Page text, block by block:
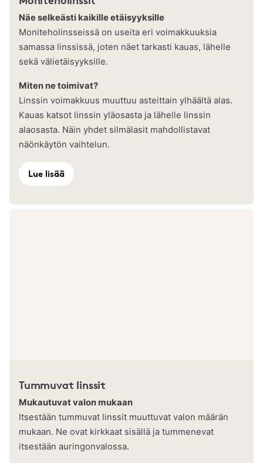
Näe selkeästi kaikille etäisyyksille
Moniteholinsseissä on useita eri voimakkuuksia
samassa linssissä, joten näet tarkasti kauas, lähelle
sekä välietäisyyksille.
Miten ne toimivat?
Linssin voimakkuus muuttuu asteittain ylhäältä alas.
Kauas katsot linssin yläosasta ja lähelle linssin
alaosasta. Näin yhdet silmälasit mahdollistavat
näönkäytön vaihtelun.
Lue lisää
Tummuvat linssit
Mukautuvat valon mukaan
Itsestään tummuvat linssit muuttuvat valon määrän
mukaan. Ne ovat kirkkaat sisällä ja tummenevat
itsestään auringonvalossa.